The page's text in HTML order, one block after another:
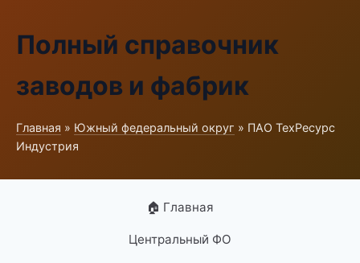
Полный справочник
заводов и фабрик
Главная » Южный федеральный округ » ПАО ТехРесурс
Индустрия
🏠 Главная
Центральный ФО